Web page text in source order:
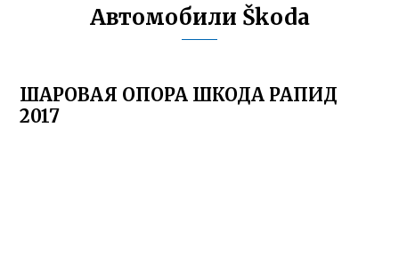
Автомобили Škoda
ШАРОВАЯ ОПОРА ШКОДА РАПИД
2017